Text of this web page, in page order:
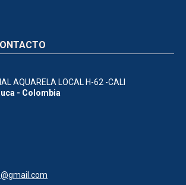
AQUARELA LOCAL H-62 -CALI
- Colombia